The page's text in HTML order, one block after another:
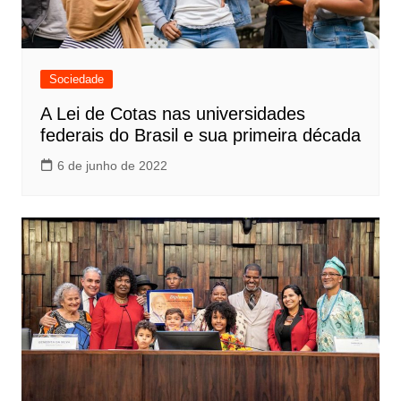
Sociedade
A Lei de Cotas nas universidades
federais do Brasil e sua primeira década
6 de junho de 2022